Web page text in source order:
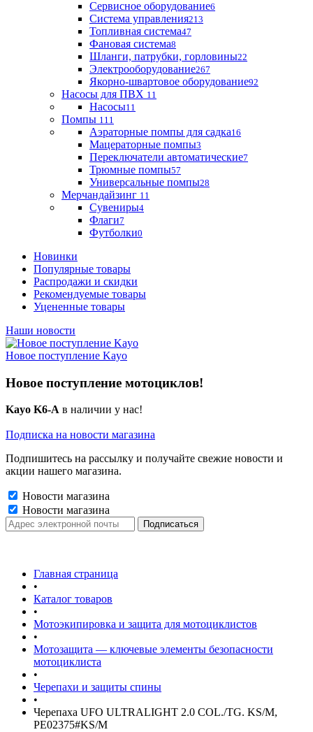
Сервисное оборудование6
Система управления213
Топливная система47
Фановая система8
Шланги, патрубки, горловины22
Электрооборудование267
Якорно-швартовое оборудование92
Насосы для ПВХ 11
Насосы11
Помпы 111
Аэраторные помпы для садка16
Мацераторные помпы3
Переключатели автоматические7
Трюмные помпы57
Универсальные помпы28
Мерчандайзинг 11
Сувениры4
Флаги7
Футболки0
Новинки
Популярные товары
Распродажи и скидки
Рекомендуемые товары
Уцененные товары
Наши новости
Новое поступление Kayo
Новое поступление мотоциклов!
Kayo K6-A в наличии у нас!
Подписка на новости магазина
Подпишитесь на рассылку и получайте свежие новости и
акции нашего магазина.
Новости магазина
Новости магазина
Главная страница
•
Каталог товаров
•
Мотоэкипировка и защита для мотоциклистов
•
Мотозащита — ключевые элементы безопасности
мотоциклиста
•
Черепахи и защиты спины
•
Черепаха UFO ULTRALIGHT 2.0 COL./TG. KS/M,
PE02375#KS/M